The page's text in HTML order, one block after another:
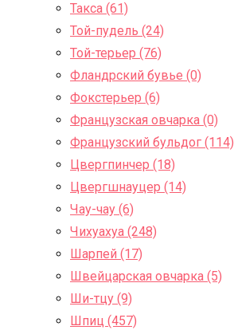
Такса (61)
Той-пудель (24)
Той-терьер (76)
Фландрский бувье (0)
Фокстерьер (6)
Французская овчарка (0)
Французский бульдог (114)
Цвергпинчер (18)
Цвергшнауцер (14)
Чау-чау (6)
Чихуахуа (248)
Шарпей (17)
Швейцарская овчарка (5)
Ши-тцу (9)
Шпиц (457)